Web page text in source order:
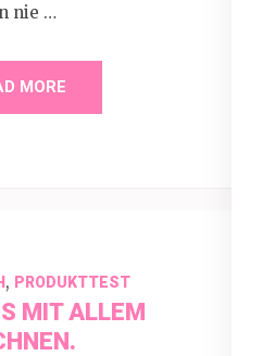
nie …
MORE
, PRODUKTTEST
MIT ALLEM